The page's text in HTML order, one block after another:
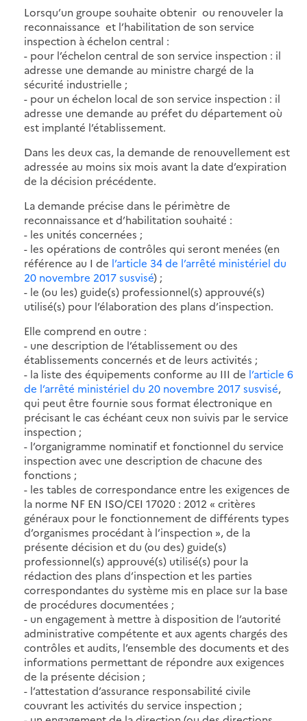
Lorsqu’un groupe souhaite obtenir ou renouveler la
reconnaissance et l’habilitation de son service
inspection à échelon central :
- pour l’échelon central de son service inspection : il
adresse une demande au ministre chargé de la
sécurité industrielle ;
- pour un échelon local de son service inspection : il
adresse une demande au préfet du département où
est implanté l’établissement.
Dans les deux cas, la demande de renouvellement est
adressée au moins six mois avant la date d’expiration
de la décision précédente.
La demande précise dans le périmètre de
reconnaissance et d’habilitation souhaité :
- les unités concernées ;
- les opérations de contrôles qui seront menées (en
référence au I de l’article 34 de l’arrêté ministériel du
20 novembre 2017 susvisé) ;
- le (ou les) guide(s) professionnel(s) approuvé(s)
utilisé(s) pour l’élaboration des plans d’inspection.
Elle comprend en outre :
- une description de l’établissement ou des
établissements concernés et de leurs activités ;
- la liste des équipements conforme au III de l’article 6
de l’arrêté ministériel du 20 novembre 2017 susvisé,
qui peut être fournie sous format électronique en
précisant le cas échéant ceux non suivis par le service
inspection ;
- l’organigramme nominatif et fonctionnel du service
inspection avec une description de chacune des
fonctions ;
- les tables de correspondance entre les exigences de
la norme NF EN ISO/CEI 17020 : 2012 « critères
généraux pour le fonctionnement de différents types
d’organismes procédant à l’inspection », de la
présente décision et du (ou des) guide(s)
professionnel(s) approuvé(s) utilisé(s) pour la
rédaction des plans d’inspection et les parties
correspondantes du système mis en place sur la base
de procédures documentées ;
- un engagement à mettre à disposition de l’autorité
administrative compétente et aux agents chargés des
contrôles et audits, l’ensemble des documents et des
informations permettant de répondre aux exigences
de la présente décision ;
- l’attestation d’assurance responsabilité civile
couvrant les activités du service inspection ;